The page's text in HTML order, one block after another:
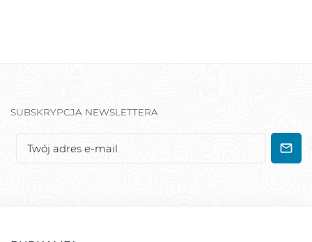
SUBSKRYPCJA NEWSLETTERA